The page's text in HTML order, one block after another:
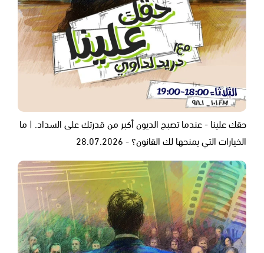
حقك علينا - عندما تصبح الديون أكبر من قدرتك على السداد. | ما
الخيارات التي يمنحها لك القانون؟ - 28.07.2026